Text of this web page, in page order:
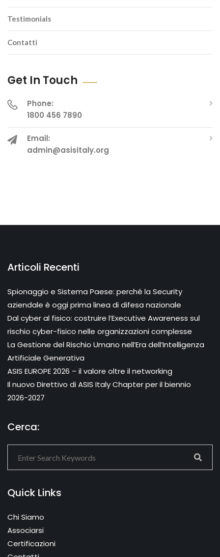
Testimonials
Contatti
Get In Touch
Phone:
1800 456 7890
Email:
admin@asisitaly.org
Articoli Recenti
Spionaggio e Sistema Paese: perché la Security
aziendale è oggi prima linea di difesa nazionale
Dal cyber al fisico: costruire l’Executive Awareness sul
rischio cyber-fisico nelle organizzazioni complesse
La Gestione del Rischio Umano nell’Era dell’Intelligenza
Artificiale Generativa
ASIS EUROPE 2026 – il valore oltre il networking
Il nuovo Direttivo di ASIS Italy Chapter per il biennio
2026-2027
Cerca:
Quick Links
Chi Siamo
Associarsi
Certificazioni